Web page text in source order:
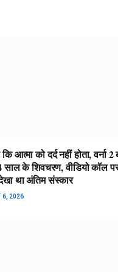
आत्मा को दर्द नहीं होता, वर्ना 2
साल के शिवचरण, वीडियो कॉल
था अंतिम संस्कार
6, 2026